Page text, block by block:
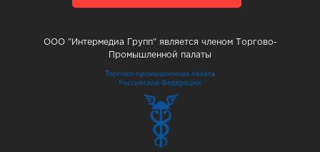
ООО "Интермедиа Групп" является членом Торгово-
Промышленной палаты